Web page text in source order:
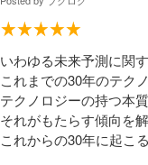
いわゆる未来予測に関す
これまでの30年のテク
テクノロジーの持つ本質
それがもたらす傾向を解
これからの30年に起こ